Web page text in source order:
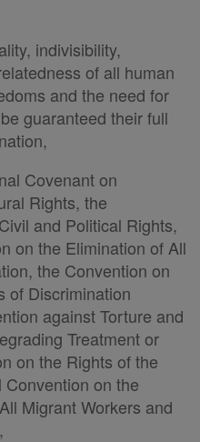
indivisibility,
of all human
and the need for
guaranteed their full
Covenant on
Rights, the
and Political Rights,
on the Elimination of All
the Convention on
of Discrimination
against Torture and
Treatment or
on the Rights of the
on the
Migrant Workers and